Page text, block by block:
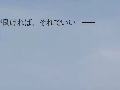
ければ、それでいい